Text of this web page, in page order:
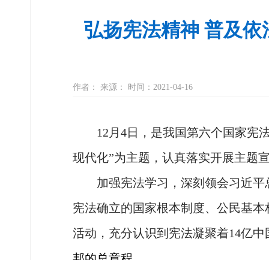
弘扬宪法精神 普及
作者： 来源： 时间：2021-04-16
12月4日，是我国第六个国家宪
现代化”为主题， 认真落实开展主题
加强宪法学习， 深刻领会习近平
宪法确立的国家根本制度、公民基
活动，充分认识到宪法凝聚着14亿